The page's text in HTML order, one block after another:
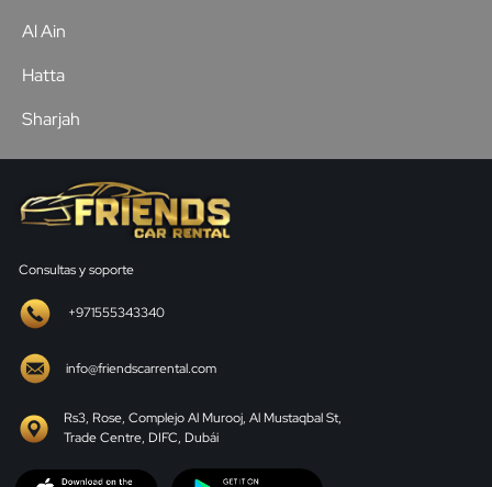
Al Ain
Hatta
Sharjah
Consultas y soporte
+971555343340
info@friendscarrental.com
Rs3, Rose, Complejo Al Murooj, Al Mustaqbal St,
Trade Centre, DIFC, Dubái